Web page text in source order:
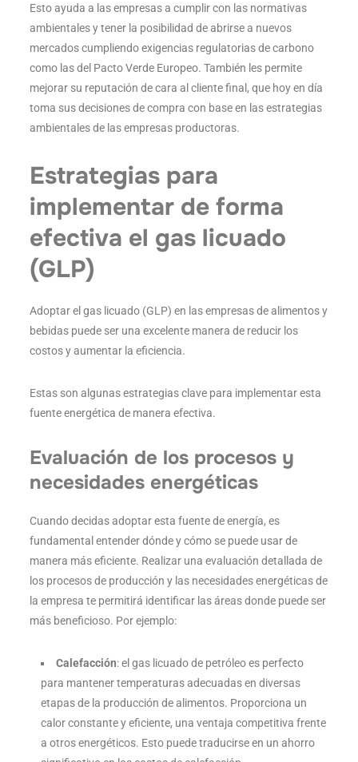
Esto ayuda a las empresas a cumplir con las normativas
ambientales y tener la posibilidad de abrirse a nuevos
mercados cumpliendo exigencias regulatorias de carbono
como las del Pacto Verde Europeo. También les permite
mejorar su reputación de cara al cliente final, que hoy en día
toma sus decisiones de compra con base en las estrategias
ambientales de las empresas productoras.
Estrategias para
implementar de forma
efectiva el gas licuado
(GLP)
Adoptar el gas licuado (GLP) en las empresas de alimentos y
bebidas puede ser una excelente manera de reducir los
costos y aumentar la eficiencia.
Estas son algunas estrategias clave para implementar esta
fuente energética de manera efectiva.
Evaluación de los procesos y
necesidades energéticas
Cuando decidas adoptar esta fuente de energía, es
fundamental entender dónde y cómo se puede usar de
manera más eficiente. Realizar una evaluación detallada de
los procesos de producción y las necesidades energéticas de
la empresa te permitirá identificar las áreas donde puede ser
más beneficioso. Por ejemplo:
Calefacción: el gas licuado de petróleo es perfecto
para mantener temperaturas adecuadas en diversas
etapas de la producción de alimentos. Proporciona un
calor constante y eficiente, una ventaja competitiva frente
a otros energéticos. Esto puede traducirse en un ahorro